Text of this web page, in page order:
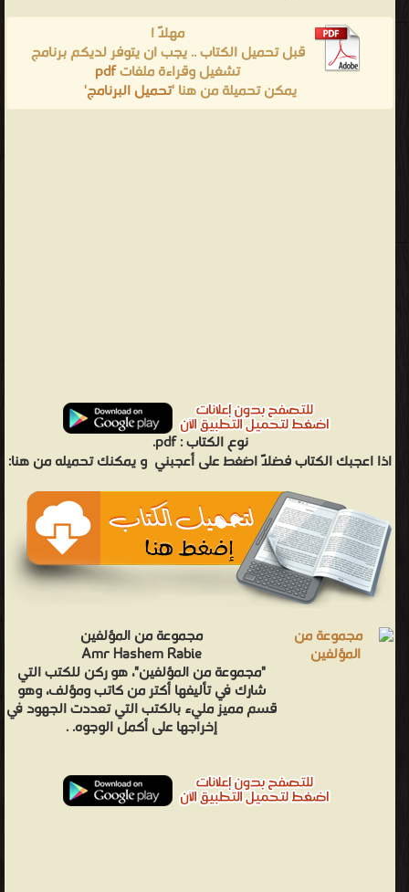
مهلاً !
قبل تحميل الكتاب .. يجب ان يتوفر لديكم برنامج
تشغيل وقراءة ملفاتpdf
يمكن تحميلة من هنا 'تحميل البرنامج'
نوع الكتاب :pdf.
اذا اعجبك الكتاب فضلاً اضغط على أعجبني و يمكنك تحميله من هنا:
مجموعة من المؤلفين
Amr Hashem Rabie
"مجموعة من المؤلفين"، هو ركن للكتب التي
شارك في تأليفها أكتر من كاتب ومؤلف، وهو
قسم مميز مليء بالكتب التي تعددت الجهود في
إخراجها على أكمل الوجوه. .